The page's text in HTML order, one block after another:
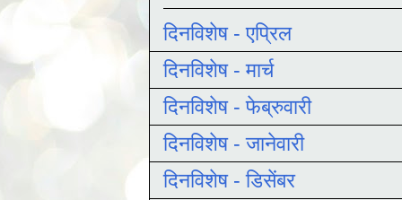
दिनविशेष - एप्रिल
दिनविशेष - मार्च
दिनविशेष - फेब्रुवारी
दिनविशेष - जानेवारी
दिनविशेष - डिसेंबर